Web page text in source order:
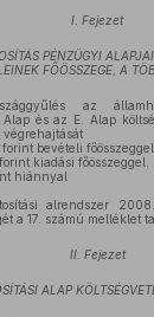
I. Fejezet
PÉNZÜGYI
FŐÖSSZEGE, A
az
és az E. Alap
bevételi főösszeggel,
kiadási főösszeggel,
hiánnyal
alrendszer
a 17. számú melléklet
II. Fejezet
ALAP